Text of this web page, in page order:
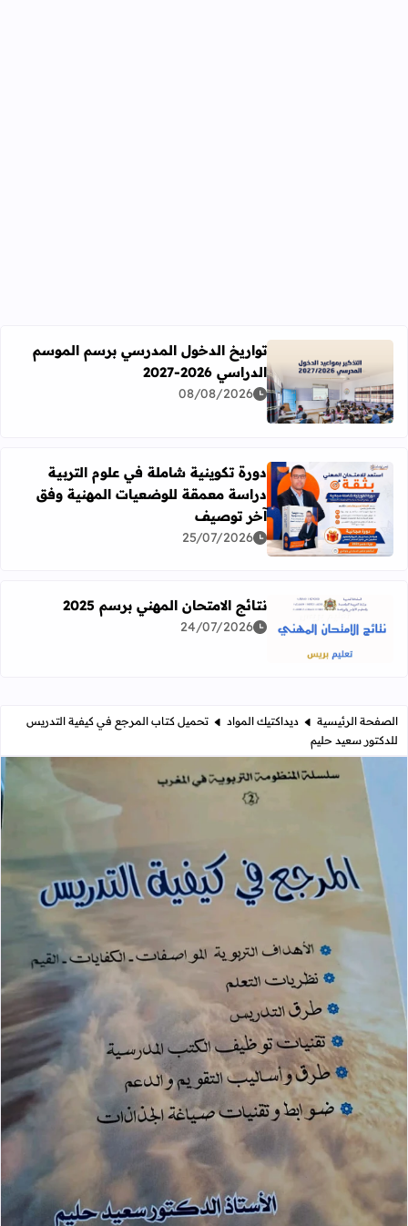
اقرأ المزيد عن تواريخ الدخول المدرسي برسم الموسم الدراسي 2026-
تواريخ الدخول المدرسي برسم الموسم
الدراسي 2026-2027
08/08/2026
اقرأ المزيد عن دورة تكوينية شاملة في علوم التربية
دورة تكوينية شاملة في علوم التربية
دراسة معمقة للوضعيات المهنية وفق
آخر توصيف
25/07/2026
اقرأ المزيد عن نتائج الامتحان المهني برسم 2025
نتائج الامتحان المهني برسم 2025
24/07/2026
الصفحة الرئيسية ديداكتيك المواد
تحميل كتاب المرجع في كيفية التدريس
للدكتور سعيد حليم
تحميل كتاب المرجع في كيفية